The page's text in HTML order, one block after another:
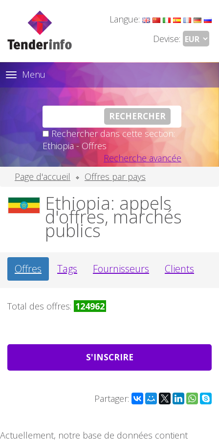
Langue:
Devise:
Toggle
navigation
Menu
Rechercher dans cette section:
Ethiopia - Offres
Recherche avancée
Page d'accueil
Offres par pays
Ethiopia: appels
d'offres, marchés
publics
Offres Tags Fournisseurs Clients
Total des offres: 124962
S'INSCRIRE
Partager:
Actuellement, notre base de données contient